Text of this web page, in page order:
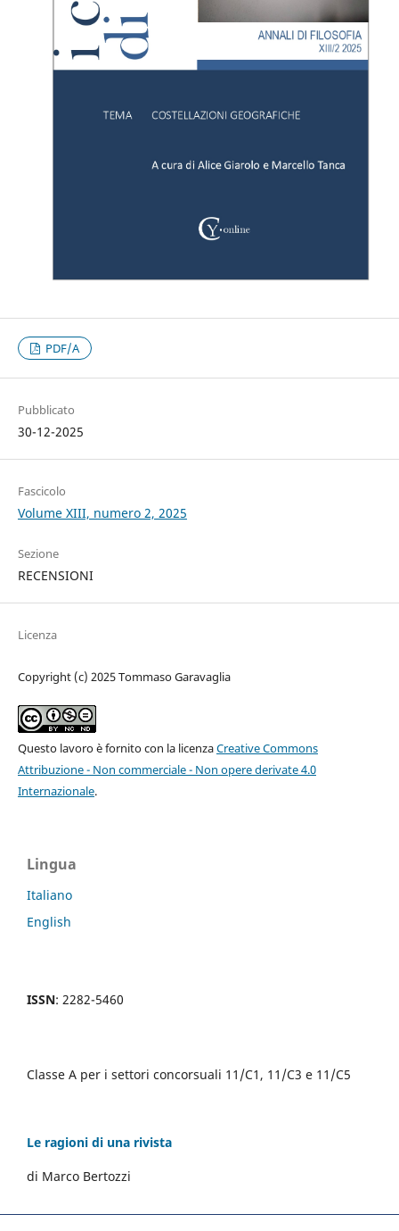
PDF/A
Pubblicato
30-12-2025
Fascicolo
Volume XIII, numero 2, 2025
Sezione
RECENSIONI
Licenza
Copyright (c) 2025 Tommaso Garavaglia
Questo lavoro è fornito con la licenzaCreative Commons
Attribuzione - Non commerciale - Non opere derivate 4.0
Internazionale.
Lingua
Italiano
English
ISSN: 2282-5460
Classe A per i settori concorsuali 11/C1, 11/C3 e 11/C5
Le ragioni di una rivista
di Marco Bertozzi